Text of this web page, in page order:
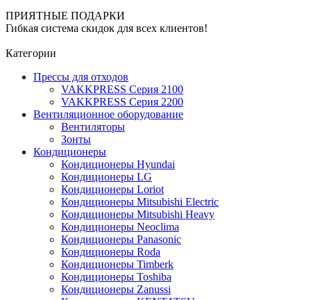
ПРИЯТНЫЕ ПОДАРКИ
Гибкая система скидок для всех клиентов!
Категории
Прессы для отходов
VAKKPRESS Серия 2100
VAKKPRESS Серия 2200
Вентиляционное оборудование
Вентиляторы
Зонты
Кондиционеры
Кондиционеры Hyundai
Кондиционеры LG
Кондиционеры Loriot
Кондиционеры Mitsubishi Electric
Кондиционеры Mitsubishi Heavy
Кондиционеры Neoclima
Кондиционеры Panasonic
Кондиционеры Roda
Кондиционеры Timberk
Кондиционеры Toshiba
Кондиционеры Zanussi